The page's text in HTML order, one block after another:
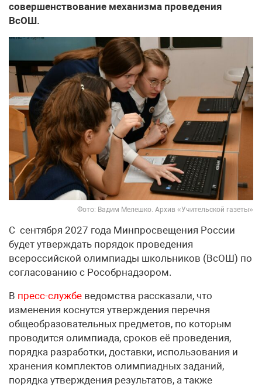
совершенствование механизма проведения
ВсОШ.
Фото: Вадим Мелешко. Архив «Учительской газеты»
С сентября 2027 года Минпросвещения России
будет утверждать порядок проведения
всероссийской олимпиады школьников (ВсОШ) по
согласованию с Рособрнадзором.
В пресс-службе ведомства рассказали, что
изменения коснутся утверждения перечня
общеобразовательных предметов, по которым
проводится олимпиада, сроков её проведения,
порядка разработки, доставки, использования и
хранения комплектов олимпиадных заданий,
порядка утверждения результатов, а также